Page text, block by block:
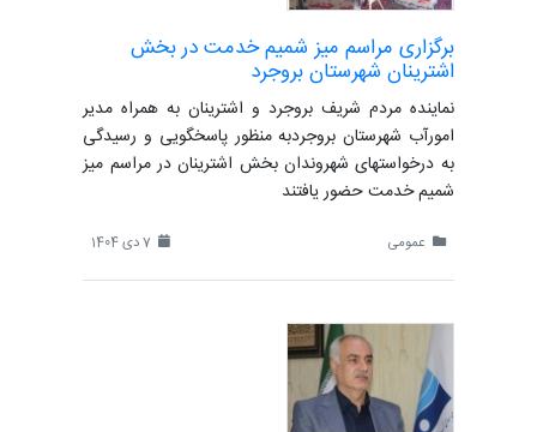
برگزاری مراسم میز شمیم خدمت در بخش
اشترینان شهرستان بروجرد
نماینده مردم شریف بروجرد و اشترینان به همراه مدیر
امورآب شهرستان بروجرد‌به منظور پاسخگویی و رسیدگی
به درخواستهای شهروندان بخش اشترینان در مراسم میز
شمیم خدمت حضور یافتند
عمومی